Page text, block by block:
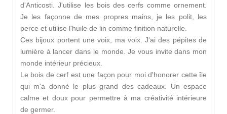
d'Anticosti. J'utilise les bois des cerfs comme ornement.
Je les façonne de mes propres mains, je les polit, les
perce et utilise l'huile de lin comme finition naturelle.
Ces bijoux portent une voix, ma voix. J'ai des pépites de
lumière à lancer dans le monde. Je vous invite dans mon
monde intérieur précieux.
Le bois de cerf est une façon pour moi d'honorer cette île
qui m'a donné le plus grand des cadeaux. Un espace
calme et doux pour permettre à ma créativité intérieure
de germer.